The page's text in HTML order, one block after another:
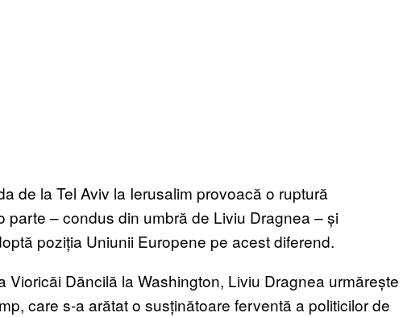
de la Tel Aviv la Ierusalim provoacă o ruptură
parte – condus din umbră de Liviu Dragnea – și
poziția Uniunii Europene pe acest diferend.
Vioricăi Dăncilă la Washington, Liviu Dragnea urmărește
care s-a arătat o susținătoare ferventă a politicilor de